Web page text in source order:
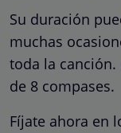
Su duración
muchas
toda la
de 8 compases.
Fíjate ahora en